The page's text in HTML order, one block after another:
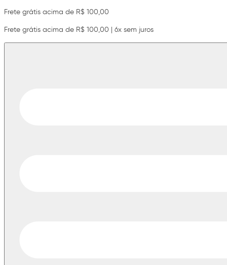
Frete grátis acima de R$ 100,00
Frete grátis acima de R$ 100,00 | 6x sem juros